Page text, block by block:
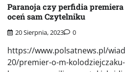
Paranoja czy perfidia
oceń sam Czytelniku
20 Sierpnia, 2023 0
https://www.polsatnews.pl/
20/premier-o-m-